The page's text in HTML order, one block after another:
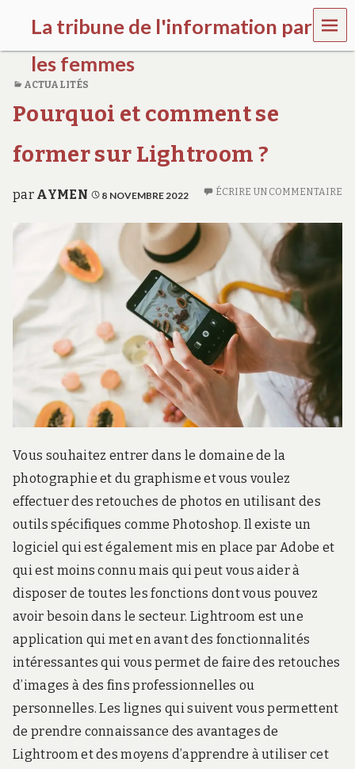
La tribune de l'information par
les femmes
a
t
i
n
w
n
s
a
w
f
MEN
U
ACTUALITÉS
Pourquoi et comment se
former sur Lightroom ?
par AYMEN 8 NOVEMBRE 2022 ÉCRIRE UN COMMENTAIRE
Vous souhaitez entrer dans le domaine de la
photographie et du graphisme et vous voulez
effectuer des retouches de photos en utilisant des
outils spécifiques comme Photoshop. Il existe un
logiciel qui est également mis en place par Adobe et
qui est moins connu mais qui peut vous aider à
disposer de toutes les fonctions dont vous pouvez
avoir besoin dans le secteur. Lightroom est une
application qui met en avant des fonctionnalités
intéressantes qui vous permet de faire des retouches
d’images à des fins professionnelles ou
personnelles. Les lignes qui suivent vous permettent
de prendre connaissance des avantages de
Lightroom et des moyens d’apprendre à utiliser cet